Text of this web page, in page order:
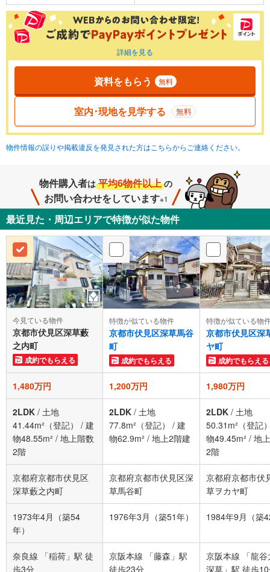
詳細を見る
資料をもらう 無料
室内･現地を見学する 無料
物件情報の誤りや掲載違反を発見された方はこちらからご連絡ください。
物件購入者は 平均6物件以上 の
お問い合わせをしています※1
最近見た・周辺エリアで特徴が似た物件
今見ている物件
京都市伏見区深草藪
之内町
成約でもらえる
特徴が似ている物件
京都市伏見区深草馬谷
町
成約でもらえる
特徴が似ている物
京都市伏見区深
ヤ町
成約でもらえる
1,480万円 1,200万円 1,980万円
2LDK / 土地
41.44m²（登記）
/ 建
物48.55m² / 地上階数
2階
2LDK / 土地
77.8m²（登記）
/ 建
物62.9m² / 地上2階建
2LDK / 土地
50.31m²（登記
物49.45m² / 地
2階
京都府京都市伏見区
深草藪之内町
京都府京都市伏見区深
草馬谷町
京都府京都市伏
草ヲカヤ町
1973年4月（築54
年）
1976年3月（築51年） 1984年9月（築
奈良線 「稲荷」駅 徒
歩3分
京阪本線 「藤森」駅
徒歩23分
京阪本線 「龍谷
深草」駅 徒歩